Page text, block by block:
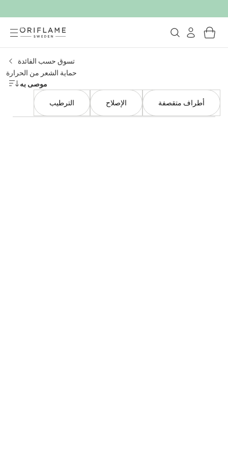
تسوق حسب الفائدة
حماية الشعر من الحرارة
موصى به
الترطيب
الإصلاح أطراف متقصفة